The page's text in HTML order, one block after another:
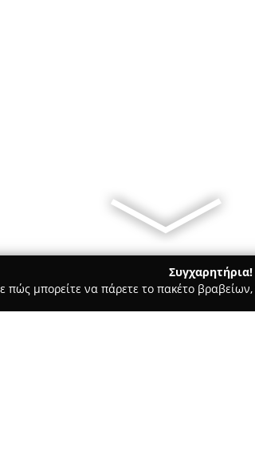
Συγχαρητήρια!
πώς μπορείτε να πάρετε το πακέτο